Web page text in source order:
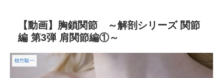
【動画】胸鎖関節 ～解剖シリーズ 関節
編 第3弾 肩関節編①～
植竹駿一